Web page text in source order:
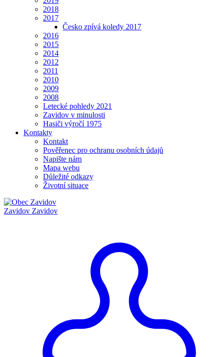
2018
2017
Česko zpívá koledy 2017
2016
2015
2014
2012
2011
2010
2009
2008
Letecké pohledy 2021
Zavidov v minulosti
Hasiči výročí 1975
Kontakty
Kontakt
Pověřenec pro ochranu osobních údajů
Napište nám
Mapa webu
Důležité odkazy
Životní situace
Zavidov Zavidov